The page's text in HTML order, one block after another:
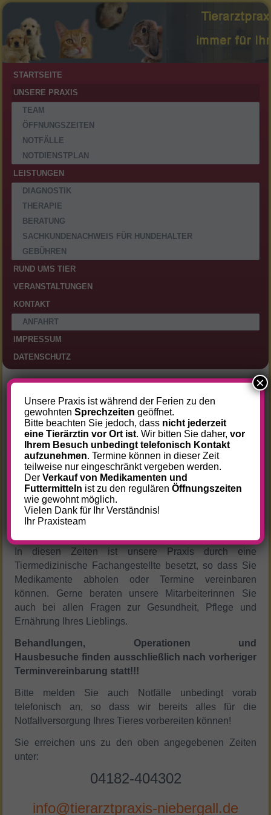
STARTSEITE
UNSERE PRAXIS
TEAM
ÖFFNUNGSZEITEN
NOTFÄLLE
NOTDIENSTPLAN
LEISTUNGEN
DIAGNOSTIK
THERAPIE
BERATUNG
SACHKUNDENACHWEIS FÜR HUNDEHALTER
GEBÜHREN
RUND UMS TIER
VERANSTALTUNGEN
KONTAKT
ANFAHRT
IMPRESSUM
DATENSCHUTZ
Öffnungszeiten
Unsere Öffnungszeiten sind:
Montag
09.00 – 18.00 Uhr
Dienstag
10.00 – 18.00 Uhr
Mittwoch
10.00 – 18.00 Uhr
Donnerstag 09.00 – 13.00 Uhr
Freitag
09.00 – 18.00 Uhr
In diesen Zeiten ist unsere Praxis durch eine
Tiermedizinische Fachangestellte besetzt, so dass Sie
Medikamente abholen oder Termine vereinbaren
können. Gerne beraten unsere Mitarbeiterinnen Sie
auch bei allen Fragen zur Gesundheit, Pflege und
Ernährung Ihres Lieblings.
Behandlungen, Operationen und
Hausbesuche finden ausschließlich nach vorheriger
Terminvereinbarung statt!!!
Bitte melden Sie auch Notfälle unbedingt vorab
telefonisch an, so dass wir bereits alles für die
Notfallversorgung Ihres Tieres vorbereiten können!
Sie erreichen uns zu den oben angegebenen Zeiten
unter:
04182-404302
info@tierarztpraxis-niebergall.de
Unsere Praxis ist während der Ferien zu den
gewohnten Sprechzeiten geöffnet.
Bitte beachten Sie jedoch, dass nicht jederzeit
eine Tierärztin vor Ort ist. Wir bitten Sie daher, vor
Ihrem Besuch unbedingt telefonisch Kontakt
aufzunehmen. Termine können in dieser Zeit
teilweise nur eingeschränkt vergeben werden.
Der Verkauf von Medikamenten und
Futtermitteln ist zu den regulären Öffnungszeiten
wie gewohnt möglich.
Vielen Dank für Ihr Verständnis!
Ihr Praxisteam
×